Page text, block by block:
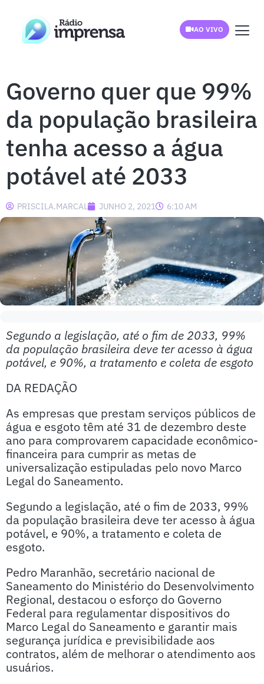
AO VIVO
Governo quer que 99%
da população brasileira
tenha acesso a água
potável até 2033
PRISCILA.MARCAL JUNHO 2, 2021 6:10 AM
Segundo a legislação, até o fim de 2033, 99%
da população brasileira deve ter acesso à água
potável, e 90%, a tratamento e coleta de esgoto
DA REDAÇÃO
As empresas que prestam serviços públicos de
água e esgoto têm até 31 de dezembro deste
ano para comprovarem capacidade econômico-
financeira para cumprir as metas de
universalização estipuladas pelo novo Marco
Legal do Saneamento.
Segundo a legislação, até o fim de 2033, 99%
da população brasileira deve ter acesso à água
potável, e 90%, a tratamento e coleta de
esgoto.
Pedro Maranhão, secretário nacional de
Saneamento do Ministério do Desenvolvimento
Regional, destacou o esforço do Governo
Federal para regulamentar dispositivos do
Marco Legal do Saneamento e garantir mais
segurança jurídica e previsibilidade aos
contratos, além de melhorar o atendimento aos
usuários.